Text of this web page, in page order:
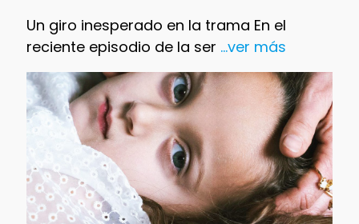
Un giro inesperado en la trama En el
reciente episodio de la ser ...ver más